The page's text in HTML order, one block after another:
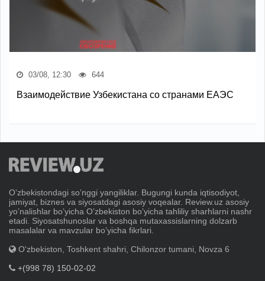
03/08, 12:30 644
Взаимодействие Узбекистана со странами ЕАЭС
Oʼzbekistondagi soʼnggi yangiliklar. Bugungi kunda iqtisodiyot,
jamiyat, biznes va siyosatdagi asosiy voqealar. Review.uz asosiy
yoʼnalishlar boʼyicha Oʼzbekiston boʼyicha tahliliy sharhlarni nashr
etadi. Siyosatshunoslar va boshqa mutaxassislarning dolzarb
masalalar va mavzular boʼyicha fikrlari.
O'zbekiston, Toshkent shahri, Chilonzor tumani, Novza 6
+(998 78) 150-02-02